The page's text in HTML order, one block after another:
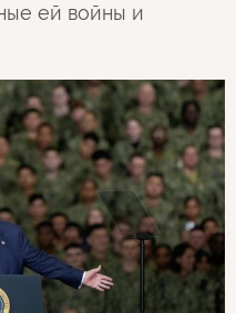
ей войны и